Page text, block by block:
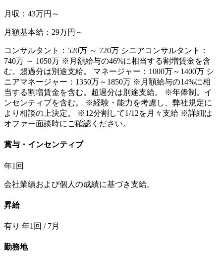
月収：43万円～
月額基本給：29万円～
コンサルタント：520万 ～ 720万 シニアコンサルタント：
740万 ～ 1050万 ※月額給与の46%に相当する割増賃金を含
む。超過分は別途支給。 マネージャー：1000万～1400万 シ
ニアマネージャー：1350万～1850万 ※月額給与の14%に相
当する割増賃金を含む。超過分は別途支給。 ※年俸制。イ
ンセンティブを含む。 ※経験・能力を考慮し、弊社規定に
より相談の上決定。 ※12分割して1/12を月々支給 ※詳細は
オファー面談時にご確認ください。
賞与・インセンティブ
年1回
会社業績および個人の成績に基づき支給。
昇給
有り 年1回 / 7月
勤務地